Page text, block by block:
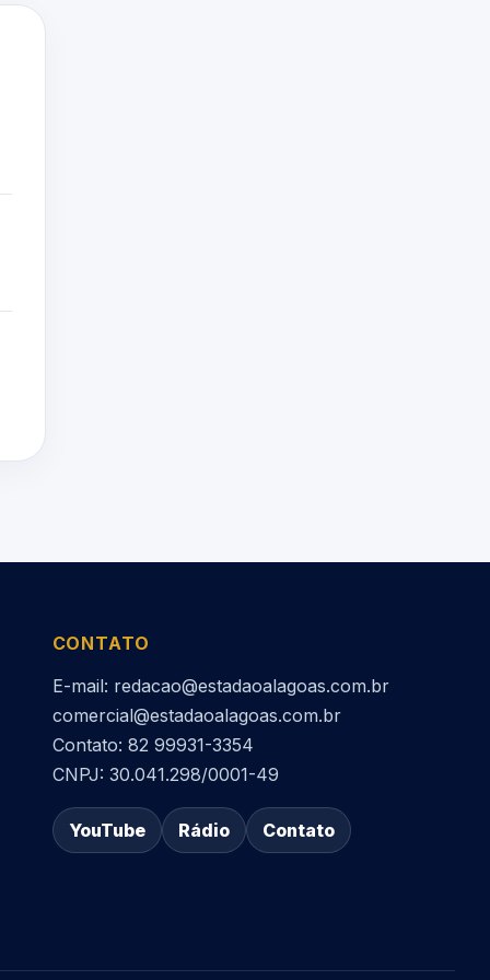
CONTATO
E-mail: redacao@estadaoalagoas.com.br
comercial@estadaoalagoas.com.br
Contato: 82 99931-3354
CNPJ: 30.041.298/0001-49
YouTube Rádio Contato